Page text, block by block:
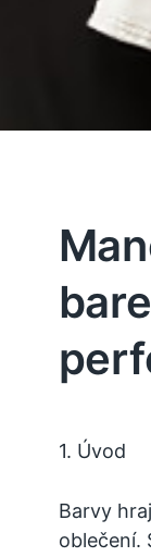
1. Úvod
Barvy
oblečení.